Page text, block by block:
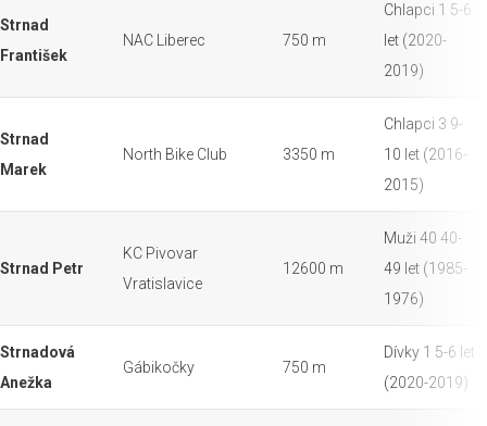
Strnad
František
NAC Liberec 750 m
Chlapci 1 5-6
let (2020-
2019)
Strnad
Marek
North Bike Club 3350 m
Chlapci 3 9-
10 let (2016-
2015)
Strnad Petr
KC Pivovar
Vratislavice
12600 m
Muži 40 40-
49 let (1985-
1976)
Strnadová
Anežka
Gábikočky 750 m
Dívky 1 5-6 let
(2020-2019)